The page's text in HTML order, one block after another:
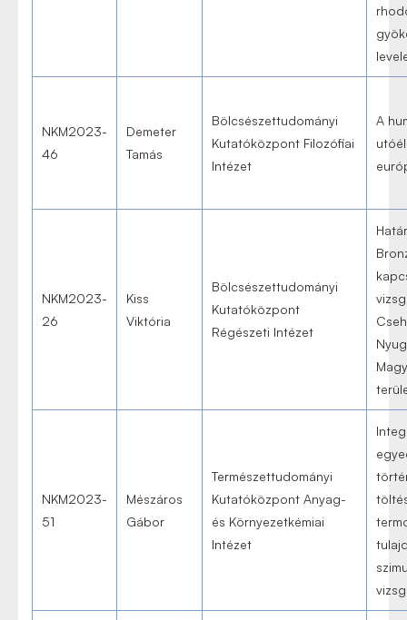
NKM2023-
46
Demeter
Tamás
Bölcsészettudományi
Kutatóközpont Filozófiai
Intézet
A
NKM2023-
26
Kiss
Viktória
Bölcsészettudományi
Kutatóközpont
Régészeti Intézet
NKM2023-
51
Mészáros
Gábor
Természettudományi
Kutatóközpont Anyag-
és Környezetkémiai
Intézet